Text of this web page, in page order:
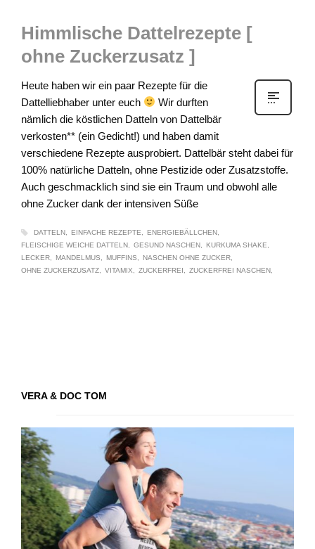
Himmlische Dattelrezepte [
ohne Zuckerzusatz ]
Heute haben wir ein paar Rezepte für die
Dattelliebhaber unter euch
Wir durften
nämlich die köstlichen Datteln von Dattelbär
verkosten** (ein Gedicht!) und haben damit
verschiedene Rezepte ausprobiert. Dattelbär steht dabei für
100% natürliche Datteln, ohne Pestizide oder Zusatzstoffe.
Auch geschmacklich sind sie ein Traum und obwohl alle
ohne Zucker dank der intensiven Süße
DATTELN EINFACHE REZEPTE
ENERGIEBÄLLCHEN
FLEISCHIGE WEICHE DATTELN
GESUND NASCHEN
KURKUMA SHAKE
LECKER
MANDELMUS MUFFINS
NASCHEN OHNE ZUCKER
OHNE ZUCKERZUSATZ
VITAMIX ZUCKERFREI ZUCKERFREI NASCHEN
VERA & DOC TOM